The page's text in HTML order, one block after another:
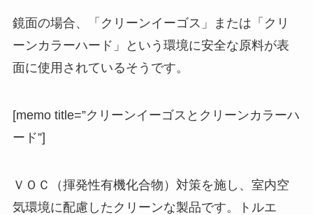
鏡面の場合、「クリーンイーゴス」または「クリ
ーンカラーハード」という環境に安全な原料が表
面に使用されているそうです。
[memo title=”クリーンイーゴスとクリーンカラーハ
ード”]
ＶＯＣ（揮発性有機化合物）対策を施し、室内空
気環境に配慮したクリーンな製品です。トルエ